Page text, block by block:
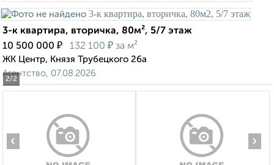
2/2
3-к квартира, вторичка, 80м², 5/7 этаж
10 500 000 ₽ 132 100 ₽ за м²
ЖК Центр, Князя Трубецкого 26а
Агентство, 07.08.2026
‹ ›